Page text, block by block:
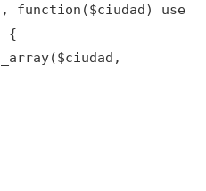
function($ciudad) use
{